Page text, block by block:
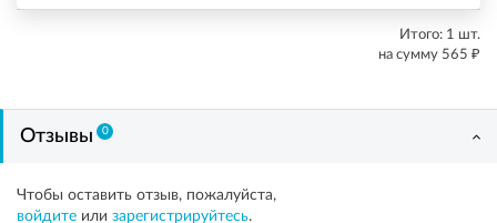
Итого: 1 шт.
на сумму 565 ₽
Отзывы 0
Чтобы оставить отзыв, пожалуйста,
войдите или зарегистрируйтесь.